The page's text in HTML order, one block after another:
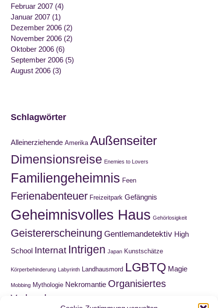
Februar 2007 (4)
Januar 2007 (1)
Dezember 2006 (2)
November 2006 (2)
Oktober 2006 (6)
September 2006 (5)
August 2006 (3)
Schlagwörter
Alleinerziehende Amerika Außenseiter
Dimensionsreise Enemies to Lovers
Familiengeheimnis Feen
Ferienabenteuer Freizeitpark Gefängnis
Geheimnisvolles Haus Gehörlosigkeit
Geistererscheinung Gentlemandetektiv High
School Internat Intrigen Japan Kunstschätze
Körperbehinderung Labyrinth Landhausmord LGBTQ Magie
Mobbing Mythologie Nekromantie Organisiertes
Verbrechen